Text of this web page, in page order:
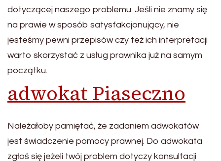
dotyczącej naszego problemu. Jeśli nie znamy się
na prawie w sposób satysfakcjonujący, nie
jesteśmy pewni przepisów czy też ich interpretacji
warto skorzystać z usług prawnika już na samym
początku.
adwokat Piaseczno
Należałoby pamiętać, że zadaniem adwokatów
jest świadczenie pomocy prawnej. Do adwokata
zgłoś się jeżeli twój problem dotyczy konsultacji